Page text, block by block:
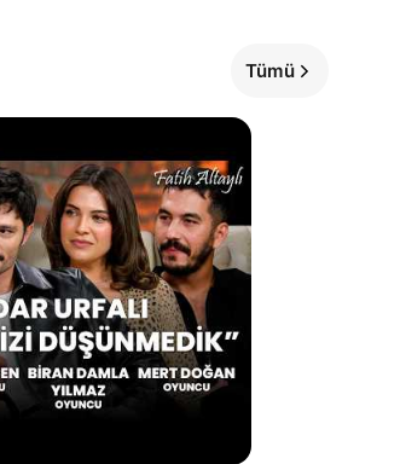
Tümü